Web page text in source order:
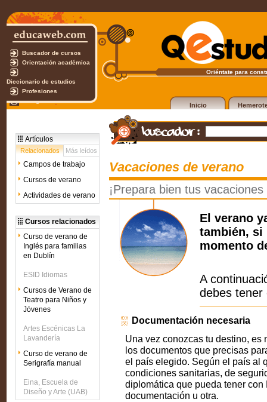
Buscador de cursos
Orientación académica
Diccionario de estudios
Profesiones
Test gratuito
Oriéntate para
Inicio
Artículos
Relacionados Más leídos
Campos de trabajo
Cursos de verano
Actividades de verano
Cursos relacionados
Curso de verano de
Inglés para familias
en Dublín
ESID Idiomas
Cursos de Verano de
Teatro para Niños y
Jóvenes
Artes Escénicas La
Lavandería
Curso de verano de
Serigrafía manual
Eina, Escuela de
Diseño y Arte (UAB)
Vacaciones de verano
¡Prepara bien tus
El verano
también, si
momento
A
debes tener
Documentación necesaria
Una vez conozcas tu destino, es
los documentos que precisas
el país elegido. Según el país al
condiciones sanitarias, de
diplomática que pueda tener
documentación u otra.